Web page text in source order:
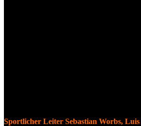
Sportlicher Leiter Sebastian Worbs,